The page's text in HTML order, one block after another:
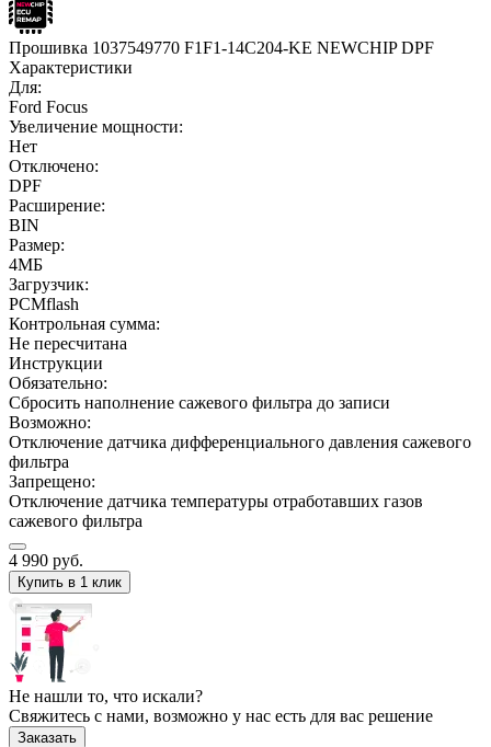
Прошивка 1037549770 F1F1-14C204-KE NEWCHIP DPF
Характеристики
Для:
Ford Focus
Увеличение мощности:
Нет
Отключено:
DPF
Расширение:
BIN
Размер:
4МБ
Загрузчик:
PCMflash
Контрольная сумма:
Не пересчитана
Инструкции
Обязательно:
Сбросить наполнение сажевого фильтра до записи
Возможно:
Отключение датчика дифференциального давления сажевого
фильтра
Запрещено:
Отключение датчика температуры отработавших газов
сажевого фильтра
4 990 руб.
Купить в 1 клик
Не нашли то, что искали?
Свяжитесь с нами, возможно у нас есть для вас решение
Заказать